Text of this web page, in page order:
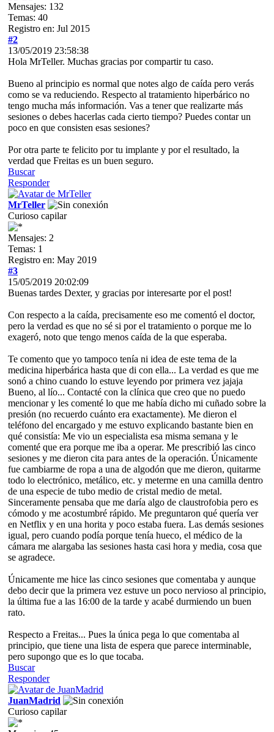
Mensajes: 132
Temas: 40
Registro en: Jul 2015
#2
13/05/2019 23:58:38
Hola MrTeller. Muchas gracias por compartir tu caso.
Bueno al principio es normal que notes algo de caída pero verás
como se va reduciendo. Respecto al tratamiento hiperbárico no
tengo mucha más información. Vas a tener que realizarte más
sesiones o debes hacerlas cada cierto tiempo? Puedes contar un
poco en que consisten esas sesiones?
Por otra parte te felicito por tu implante y por el resultado, la
verdad que Freitas es un buen seguro.
Buscar
Responder
MrTeller
Curioso capilar
Mensajes: 2
Temas: 1
Registro en: May 2019
#3
15/05/2019 20:02:09
Buenas tardes Dexter, y gracias por interesarte por el post!
Con respecto a la caída, precisamente eso me comentó el doctor,
pero la verdad es que no sé si por el tratamiento o porque me lo
exageró, noto que tengo menos caída de la que esperaba.
Te comento que yo tampoco tenía ni idea de este tema de la
medicina hiperbárica hasta que di con ella... La verdad es que me
sonó a chino cuando lo estuve leyendo por primera vez jajaja
Bueno, al lío... Contacté con la clínica que creo que no puedo
mencionar y les comenté lo que me había dicho mi cuñado sobre la
presión (no recuerdo cuánto era exactamente). Me dieron el
teléfono del encargado y me estuvo explicando bastante bien en
qué consistía: Me vio un especialista esa misma semana y le
comenté que era porque me iba a operar. Me prescribió las cinco
sesiones y me dieron cita para antes de la operación. Únicamente
fue cambiarme de ropa a una de algodón que me dieron, quitarme
todo lo electrónico, metálico, etc. y meterme en una camilla dentro
de una especie de tubo medio de cristal medio de metal.
Sinceramente pensaba que me daría algo de claustrofobia pero es
cómodo y me acostumbré rápido. Me preguntaron qué quería ver
en Netflix y en una horita y poco estaba fuera. Las demás sesiones
igual, pero cuando podía porque tenía hueco, el médico de la
cámara me alargaba las sesiones hasta casi hora y media, cosa que
se agradece.
Únicamente me hice las cinco sesiones que comentaba y aunque
debo decir que la primera vez estuve un poco nervioso al principio,
la última fue a las 16:00 de la tarde y acabé durmiendo un buen
rato.
Respecto a Freitas... Pues la única pega lo que comentaba al
principio, que tiene una lista de espera que parece interminable,
pero supongo que es lo que tocaba.
Buscar
Responder
JuanMadrid
Curioso capilar